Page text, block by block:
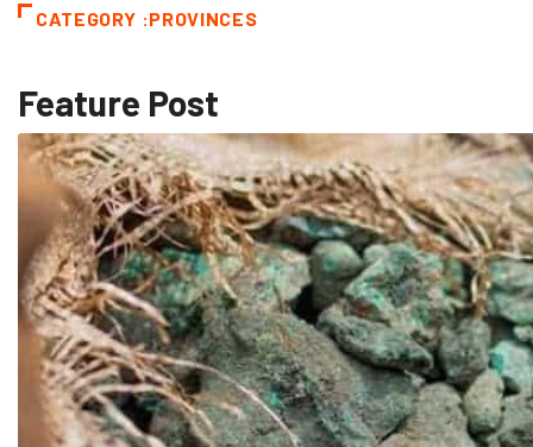
CATEGORY :PROVINCES
Feature Post